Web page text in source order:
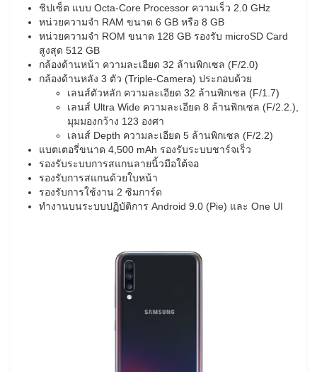
ชิปเซ็ต แบบ Octa-Core Processor ความเร็ว 2.0 GHz
หน่วยความจำ RAM ขนาด 6 GB หรือ 8 GB
หน่วยความจำ ROM ขนาด 128 GB รองรับ microSD Card
สูงสุด 512 GB
กล้องด้านหน้า ความละเอียด 32 ล้านพิกเซล (F/2.0)
กล้องด้านหลัง 3 ตัว (Triple-Camera) ประกอบด้วย
เลนส์ตัวหลัก ความละเอียด 32 ล้านพิกเซล (F/1.7)
เลนส์ Ultra Wide ความละเอียด 8 ล้านพิกเซล (F/2.2.),
มุมมองกว้าง 123 องศา
เลนส์ Depth ความละเอียด 5 ล้านพิกเซล (F/2.2)
แบตเตอรี่ขนาด 4,500 mAh รองรับระบบชาร์จเร็ว
รองรับระบบการสแกนลายนิ้วมือใต้จอ
รองรับการสแกนด้วยใบหน้า
รองรับการใช้งาน 2 ซิมการ์ด
ทำงานบนระบบปฏิบัติการ Android 9.0 (Pie) และ One UI